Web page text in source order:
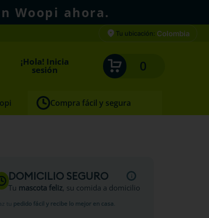
Woopi ahora.
Tu ubicación: Colombia
¡Hola! Inicia
sesión 0
Compra fácil y segura
DOMICILIO SEGURO
Tu mascota feliz, su comida a domicilio
tu pedido fácil y recibe lo mejor en casa